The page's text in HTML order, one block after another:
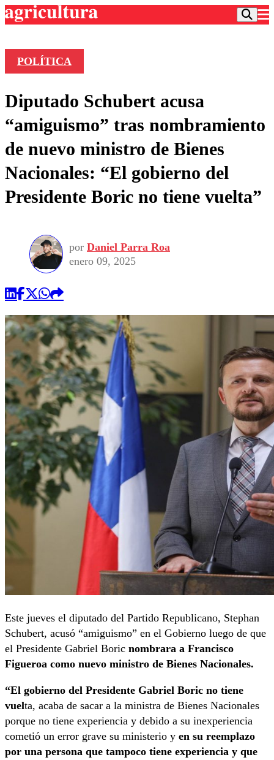
Frecuencias
Agricultura TV
Deportes
Colo Colo
Motor
Otros Deportes
Seleccion Chilena
Universidad Católica
Universidad de Chile
Entretención
Noticias
Dato Practico
Economía
Política
Sustentabilidad
Vida Social
Publicaciones en medios
Comercial
POLÍTICA
Diputado Schubert acusa
“amiguismo” tras nombramiento
de nuevo ministro de Bienes
Nacionales: “El gobierno del
Presidente Boric no tiene vuelta”
por Daniel Parra Roa
enero 09, 2025
Este jueves el diputado del Partido Republicano, Stephan
Schubert, acusó “amiguismo” en el Gobierno luego de que
el Presidente Gabriel Boric nombrara a Francisco
Figueroa como nuevo ministro de Bienes Nacionales.
“El gobierno del Presidente Gabriel Boric no tiene
vuelta, acaba de sacar a la ministra de Bienes Nacionales
porque no tiene experiencia y debido a su inexperiencia
cometió un error grave su ministerio y en su reemplazo
por una persona que tampoco tiene experiencia y que